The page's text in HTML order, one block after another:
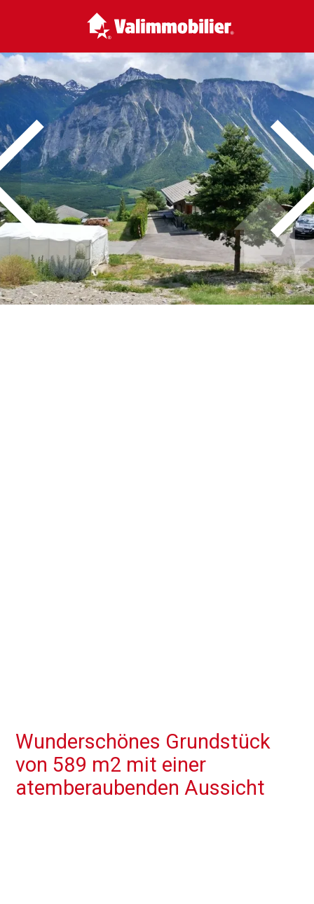
Wunderschönes Grundstück
von 589 m2 mit einer
atemberaubenden Aussicht